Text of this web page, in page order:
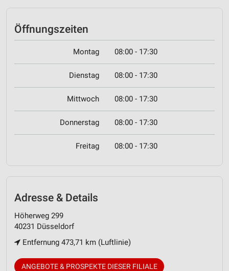
Öffnungszeiten
Montag 08:00 - 17:30
Dienstag 08:00 - 17:30
Mittwoch 08:00 - 17:30
Donnerstag 08:00 - 17:30
Freitag 08:00 - 17:30
Adresse & Details
Höherweg 299
40231 Düsseldorf
Entfernung 473,71 km (Luftlinie)
ANGEBOTE & PROSPEKTE DIESER FILIALE